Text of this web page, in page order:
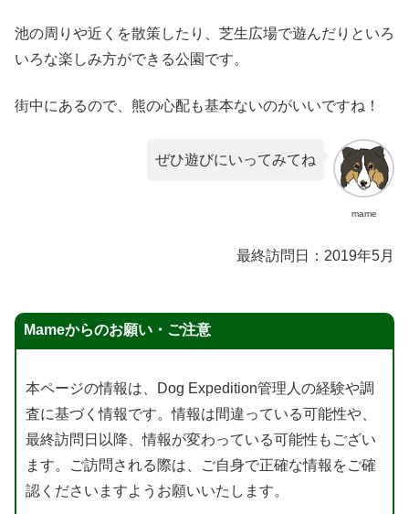
池の周りや近くを散策したり、芝生広場で遊んだりといろ
いろな楽しみ方ができる公園です。
街中にあるので、熊の心配も基本ないのがいいですね！
mame
ぜひ遊びにいってみてね
最終訪問日：2019年5月
Mameからのお願い・ご注意
本ページの情報は、Dog Expedition管理人の経験や調
査に基づく情報です。情報は間違っている可能性や、
最終訪問日以降、情報が変わっている可能性もござい
ます。ご訪問される際は、ご自身で正確な情報をご確
認くださいますようお願いいたします。